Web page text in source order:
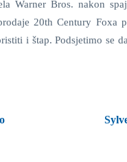
Warner Bros. nakon
20th Century
i štap. Podsjetimo se